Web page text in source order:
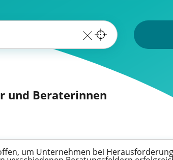
und Beraterinnen
um Unternehmen bei